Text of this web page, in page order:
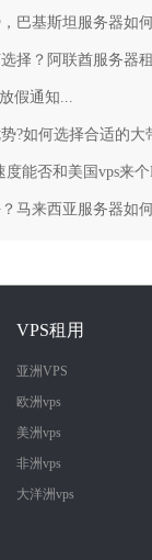
巴基斯坦服务器如
择？阿联酋服务器
假通知...
度能否和美国vps来
马来西亚服务器如
VPS租用
亚洲VPS
欧洲vps
美洲vps
非洲vps
大洋洲vps